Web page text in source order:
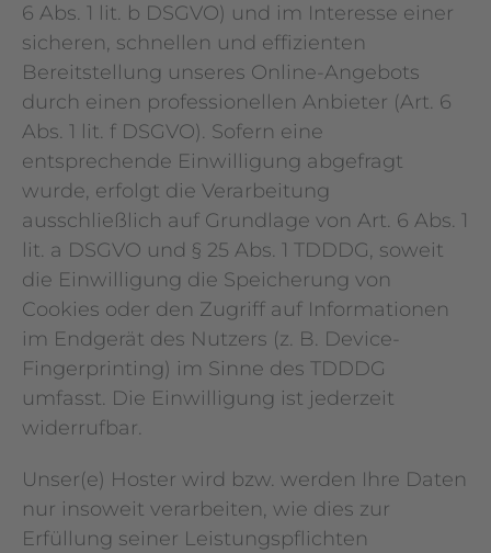
6 Abs. 1 lit. b DSGVO) und im Interesse einer
sicheren, schnellen und effizienten
Bereitstellung unseres Online-Angebots
durch einen professionellen Anbieter (Art. 6
Abs. 1 lit. f DSGVO). Sofern eine
entsprechende Einwilligung abgefragt
wurde, erfolgt die Verarbeitung
ausschließlich auf Grundlage von Art. 6 Abs. 1
lit. a DSGVO und § 25 Abs. 1 TDDDG, soweit
die Einwilligung die Speicherung von
Cookies oder den Zugriff auf Informationen
im Endgerät des Nutzers (z. B. Device-
Fingerprinting) im Sinne des TDDDG
umfasst. Die Einwilligung ist jederzeit
widerrufbar.
Unser(e) Hoster wird bzw. werden Ihre Daten
nur insoweit verarbeiten, wie dies zur
Erfüllung seiner Leistungspflichten